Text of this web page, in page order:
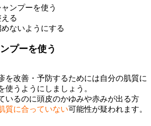
ンプーを使う
る
ないようにする
プーを使う
を改善・予防するためには自分の肌質に
使うようにしましょう。
いるのに頭皮のかゆみや赤みが出る方
質に合っていない可能性が疑われます。